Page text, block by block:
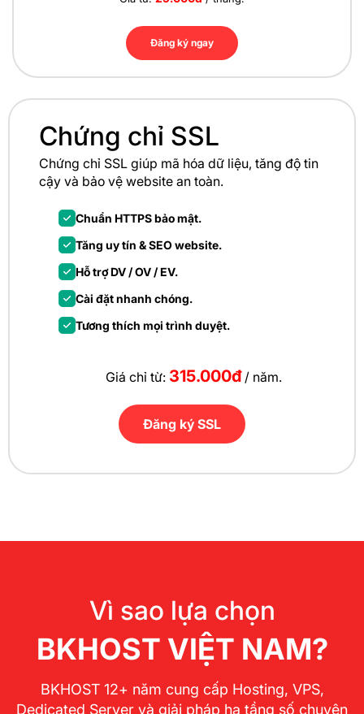
Đăng ký ngay
Chứng chỉ SSL
Chứng chỉ SSL giúp mã hóa dữ liệu, tăng độ tin
cậy và bảo vệwebsite an toàn.
Chuẩn HTTPS bảo mật.
Tăng uy tín & SEO website.
Hỗ trợ DV / OV / EV.
Cài đặt nhanh chóng.
Tương thích mọi trình duyệt.
Giá chỉ từ: 315.000đ/ năm.
Đăng ký SSL
Vì sao lựa chọn
BKHOST VIỆT NAM?
BKHOST 12+ năm cung cấp Hosting, VPS,
Dedicated Server và giải pháp hạ tầng số chuyên